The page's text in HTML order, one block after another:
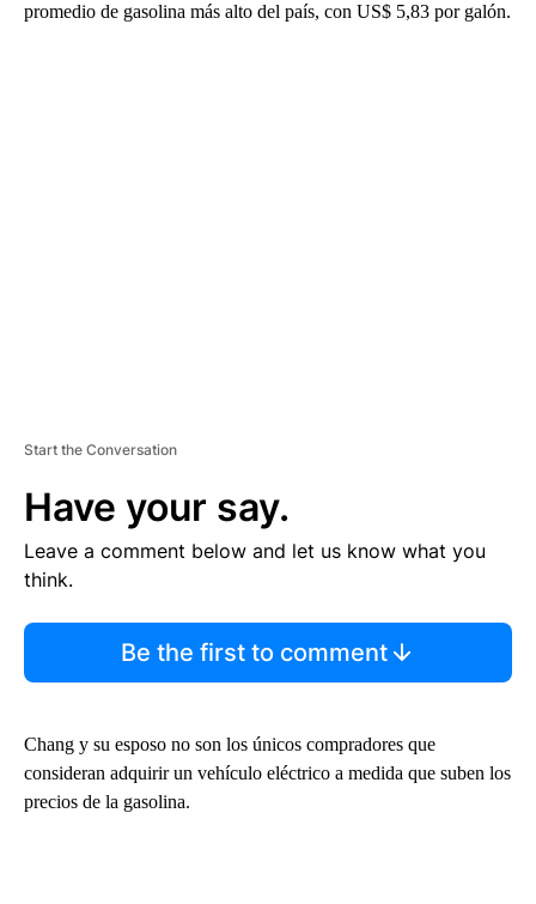
promedio de gasolina más alto del país, con US$ 5,83 por galón.
Start the Conversation
Have your say.
Leave a comment below and let us know what you
think.
Be the first to comment
Chang y su esposo no son los únicos compradores que
consideran adquirir un vehículo eléctrico a medida que suben los
precios de la gasolina.